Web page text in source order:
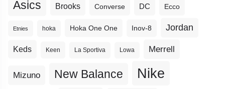
Asics Brooks Converse DC Ecco
Etnies hoka Hoka One One Inov-8 Jordan
Keds Keen La Sportiva Lowa Merrell
Mizuno New Balance Nike